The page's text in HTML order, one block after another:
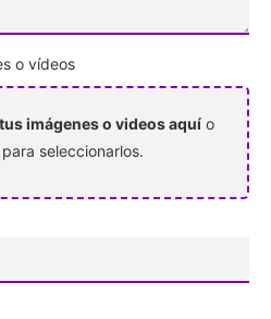
o vídeos
imágenes o videos aquí o
seleccionarlos.